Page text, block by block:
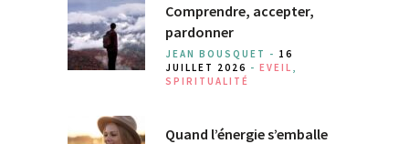
Comprendre, accepter,
pardonner
JEAN BOUSQUET - 16
JUILLET 2026 - EVEIL
SPIRITUALITÉ
Quand l’énergie s’emballe